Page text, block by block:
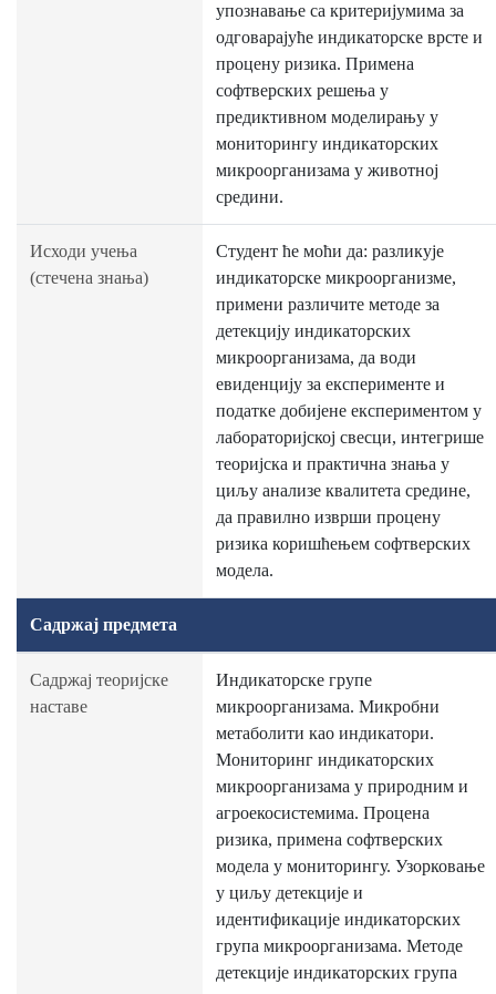
упознавање са критеријумима за
одговарајуће индикаторске врсте и
процену ризика. Примена
софтверских решења у
предиктивном моделирању у
мониторингу индикаторских
микроорганизама у животној
средини.
Исходи учења
(стечена знања)
Студент ће моћи да: разликује
индикаторске микроорганизме,
примени различите методе за
детекцију индикаторских
микроорганизама, да води
евиденцију за експериментe и
податке добијене експериментом у
лабораторијској свесци, интегрише
теоријска и практичнa знања у
циљу анализе квалитета средине,
да правилно изврши процену
ризика коришћењем софтверских
модела.
Садржај предмета
Садржај теоријске
наставе
Индикаторске групе
микроорганизама. Микробни
метаболити као индикатори.
Мониторинг индикаторских
микроорганизама у природним и
агроекосистемима. Процена
ризика, примена софтверских
модела у мониторингу. Узорковање
у циљу детекције и
идентификације индикаторских
група микроорганизама. Методе
детекције индикаторских група